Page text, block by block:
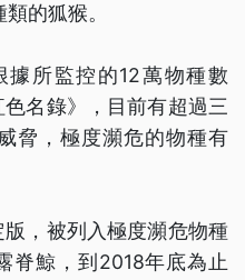
的狐猴。
據所監控的12萬物種數
名錄》，目前有超過三
脅，極度瀕危的物種有
，被列入極度瀕危物種
脊鯨，到2018年底為止